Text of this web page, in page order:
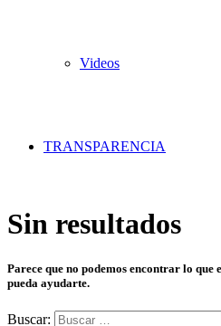
Videos
TRANSPARENCIA
Sin resultados
Parece que no podemos encontrar lo que
pueda ayudarte.
Buscar: